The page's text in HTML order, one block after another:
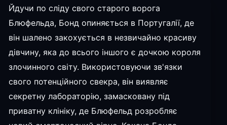
Йдучи по сліду свого старого ворога
Блюфельда, Бонд опиняється в Португалії, де
він шалено закохується в незвичайно красиву
дівчину, яка до всього іншого є дочкою короля
злочинного світу. Використовуючи зв'язки
свого потенційного свекра, він виявляє
секретну лабораторію, замасковану під
приватну клініку, де Блюфельд розробляє